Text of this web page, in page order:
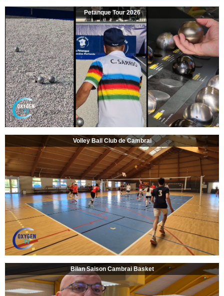
Petanque Tour 2026
Volley Ball Club de Cambrai
Bilan Saison Cambrai Basket